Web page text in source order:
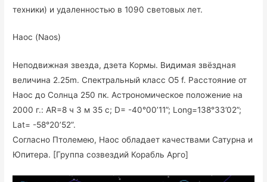
техники) и удаленностью в 1090 световых лет.
Наос (Naos)
Неподвижная звезда, дзета Кормы. Видимая звёздная
величина 2.25m. Спектральный класс O5 f. Расстояние от
Наос до Солнца 250 пк. Астрономическое положение на
2000 г.: AR=8 ч 3 м 35 с; D= -40°00’11”; Long=138°33’02”;
Lat= -58°20’52”.
Согласно Птолемею, Наос обладает качествами Сатурна и
Юпитера. [Группа созвездий Корабль Арго]